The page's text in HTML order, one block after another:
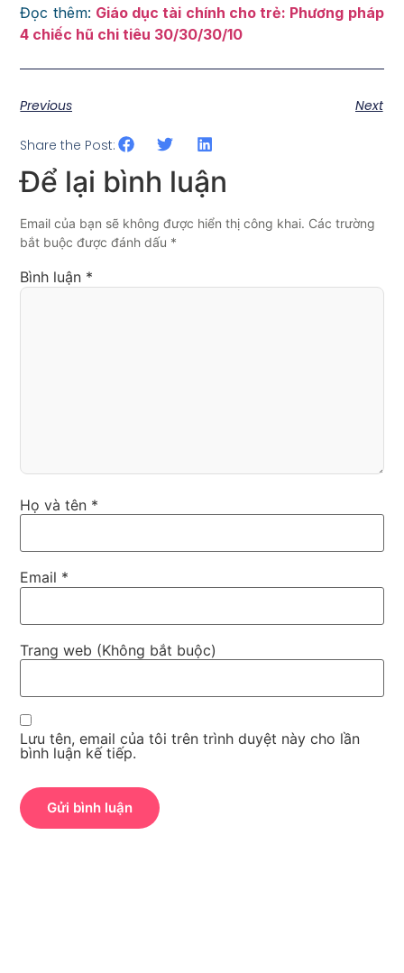
Đọc thêm: Giáo dục tài chính cho trẻ: Phương pháp
4 chiếc hũ chi tiêu 30/30/30/10
Previous Next
Share the Post:
Để lại bình luận
Email của bạn sẽ không được hiển thị công khai. Các trường
bắt buộc được đánh dấu *
Bình luận *
Họ và tên *
Email *
Trang web (Không bắt buộc)
Lưu tên, email của tôi trên trình duyệt này cho lần
bình luận kế tiếp.